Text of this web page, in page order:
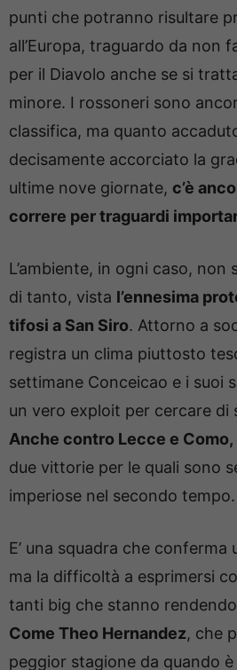
punti che potranno risultare
all’Europa, traguardo da non
per il Diavolo anche se si
minore. I rossoneri sono
classifica, ma quanto
decisamente accorciato la
ultime nove giornate, c’è
correre per traguardi
L’ambiente, in ogni caso, non
di tanto, vista l’ennesima
tifosi a San Siro. Attorno a
registra un clima piuttosto
settimane Conceicao e i suoi
un vero exploit per cercare di
Anche contro Lecce e
due vittorie per le quali sono
imperiose nel secondo tempo.
E’ una squadra che
ma la difficoltà a esprimersi
tanti big che stanno
Come Theo Hernandez, che
peggior stagione da quando